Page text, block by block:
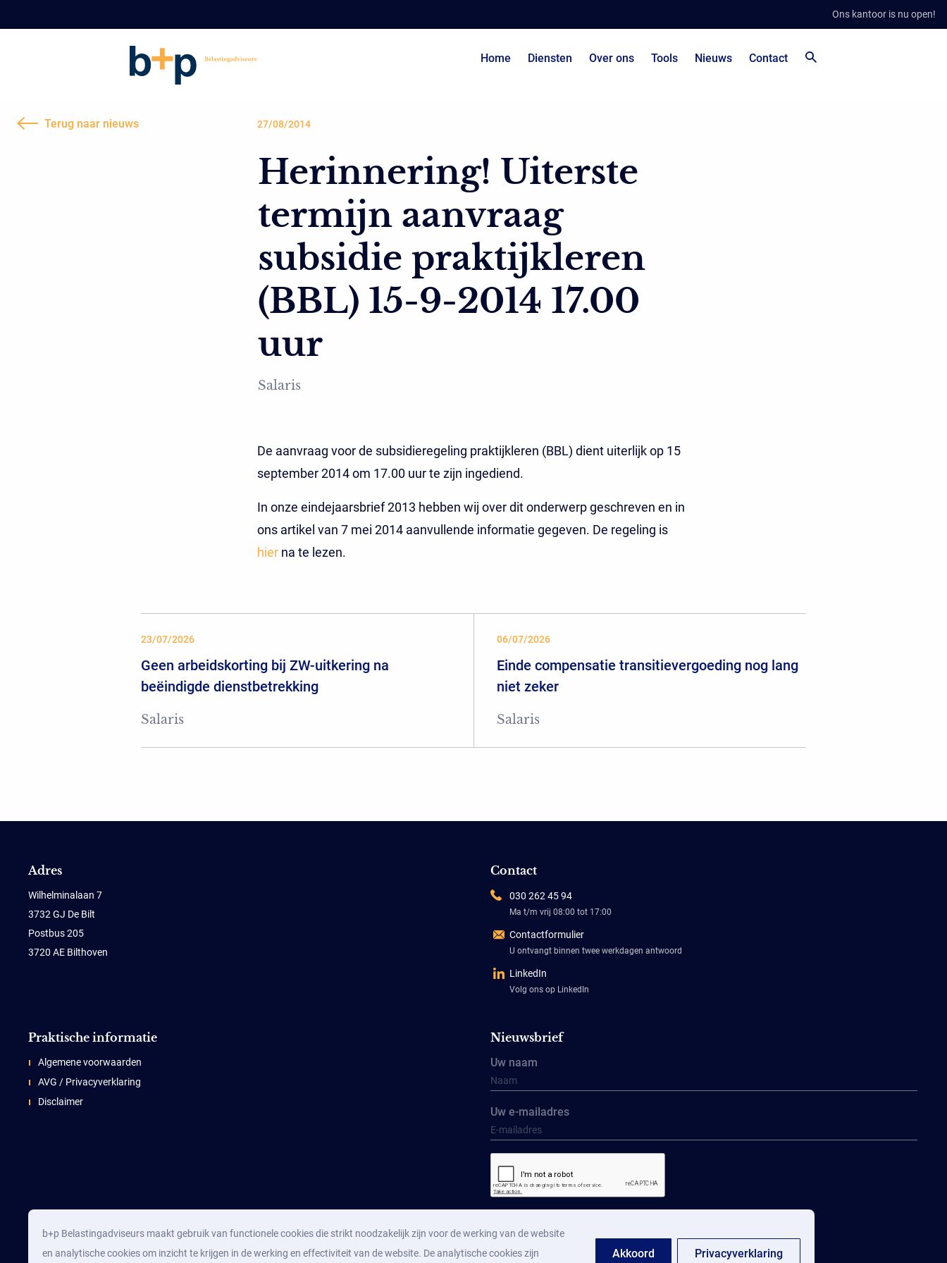
Ons kantoor is nu open!
Home Diensten Over ons Tools Nieuws Contact
Terug naar nieuws 27/08/2014
Herinnering! Uiterste
termijn aanvraag
subsidie praktijkleren
(BBL) 15-9-2014 17.00
uur
Salaris
De aanvraag voor de subsidieregeling praktijkleren (BBL) dient uiterlijk op 15
september 2014 om 17.00 uur te zijn ingediend.
In onze eindejaarsbrief 2013 hebben wij over dit onderwerp geschreven en in
ons artikel van 7 mei 2014 aanvullende informatie gegeven. De regeling is
hierna te lezen.
23/07/2026
Geen arbeidskorting bij ZW-uitkering na
beëindigde dienstbetrekking
Salaris
06/07/2026
Einde compensatie transitievergoeding nog lang
niet zeker
Salaris
Adres
Wilhelminalaan 7
3732 GJ De Bilt
Postbus 205
3720 AE Bilthoven
Contact
030 262 45 94
Ma t/m vrij 08:00 tot 17:00
Contactformulier
U ontvangt binnen twee werkdagen antwoord
LinkedIn
Volg ons op LinkedIn
Praktische informatie
Algemene voorwaarden
AVG / Privacyverklaring
Disclaimer
Nieuwsbrief
Uw naam
Uw e-mailadres
Aanmelden
b+p Belastingadviseurs maakt gebruik van functionele cookies die strikt noodzakelijk zijn voor de werking van de website
en analytische cookies om inzicht te krijgen in de werking en effectiviteit van de website. De analytische cookies zijn
Akkoord Privacyverklaring